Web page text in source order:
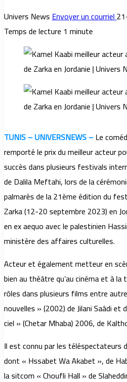
Univers NewsEnvoyer un courriel
Temps de lecture 1 minute
TUNIS – UNIVERSNEWS –Le
remporté le prix du meilleur acteur
succès dans plusieurs festivals
de Dalila Meftahi, lors de la
palmarès de la 21ème édition du
Zarka (12-20 septembre 2023) en
en ex aequo avec le palestinien
ministère des affaires culturelles.
Acteur et également metteur en
bien au théâtre qu’au cinéma et à la
rôles dans plusieurs films entre
nouvelles » (2002) de Jilani Saâdi et
ciel » (Chetar Mhaba) 2006, de
Il est connu par les téléspectateurs
dont « Hssabet Wa Akabet », de
la sitcom « Choufli Hall » de